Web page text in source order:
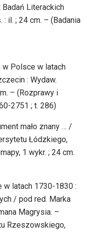
Literackich
: il. ; 24 cm. – (Badania
Polsce w latach
: Wydaw.
– (Rozprawy i
2751 ; t. 286)
mało znany … /
Łódzkiego,
1 wykr. ; 24 cm.
latach 1730-1830 :
/ pod red. Marka
Magrysia. –
Rzeszowskiego,